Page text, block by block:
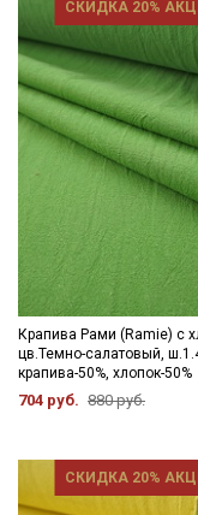
СКИДКА 20%
Крапива Рами (Ramie) с
цв.Темно-салатовый,
крапива-50%, хлопок-50%
704 руб. 880 руб.
СКИДКА 20%
Секретная
Мы
Электронная
Ознакомлен(а) с